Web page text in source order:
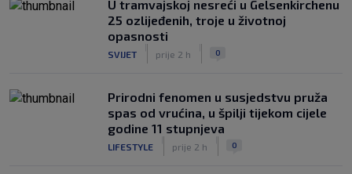
U tramvajskoj nesreći u Gelsenkirchenu
25 ozlijeđenih, troje u životnoj
opasnosti
SVIJET prije 2 h 0
Prirodni fenomen u susjedstvu pruža
spas od vrućina, u špilji tijekom cijele
godine 11 stupnjeva
LIFESTYLE prije 2 h 0